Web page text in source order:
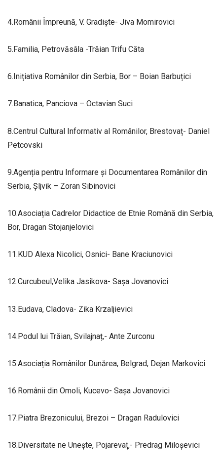
4.Românii Împreună, V. Gradiște- Jiva Momirovici
5.Familia, Petrovăsâla -Trăian Trifu Căta
6.Inițiativa Românilor din Serbia, Bor – Boian Barbuțici
7.Banatica, Panciova – Octavian Suci
8.Centrul Cultural Informativ al Românilor, Brestovaț- Daniel
Petcovski
9.Agenția pentru Informare și Documentarea Românilor din
Serbia, Șljvik – Zoran Sibinovici
10.Asociația Cadrelor Didactice de Etnie Română din Serbia,
Bor, Dragan Stojanjelovici
11.KUD Alexa Nicolici, Osnici- Bane Kraciunovici
12.Curcubeul,Velika Jasikova- Sașa Jovanovici
13.Eudava, Cladova- Zika Krzaljievici
14.Podul lui Trăian, Svilajnaț,- Ante Zurconu
15.Asociația Românilor Dunărea, Belgrad, Dejan Markovici
16.Românii din Omoli, Kucevo- Sașa Jovanovici
17.Piatra Brezonicului, Brezoi – Dragan Radulovici
18.Diversitate ne Unește, Pojarevaț,- Predrag Miloșevici